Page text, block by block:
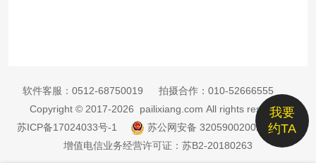
我要
约TA
软件客服： 0512-68750019 拍摄合作： 010-52666555
Copyright © 2017-2026 pailixiang.com All rights reserved
苏ICP备17024033号-1
苏公网安备 32059002002885号
增值电信业务经营许可证：苏B2-20180263